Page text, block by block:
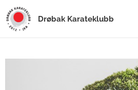
Drøbak Karateklubb